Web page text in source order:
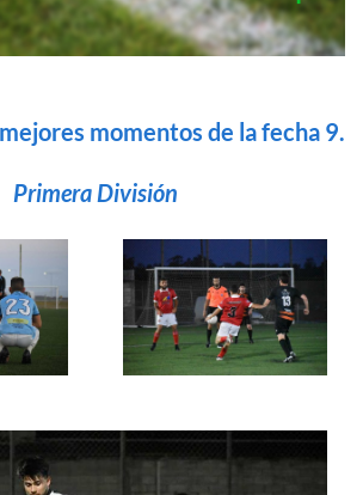
momentos de la fecha 9.
Primera División